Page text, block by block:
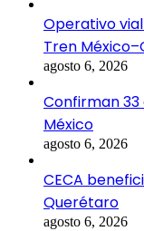
Operativo
Tren
agosto 6, 2026
Confirman 33
México
agosto 6, 2026
CECA
Querétaro
agosto 6, 2026